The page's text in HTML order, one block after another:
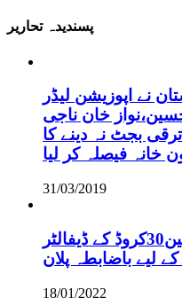
پسندیدہ تحاریر
نے اپوزیشن لیڈر
خان ناجی
بجٹ نہ دینے کا
خانہ فیصلہ کر لیا
31/03/2019
گلگت بلتستان، بجلی صارفین30کروڈ کے ڈیفالٹر
لیے باضابطہ پلان
18/01/2022